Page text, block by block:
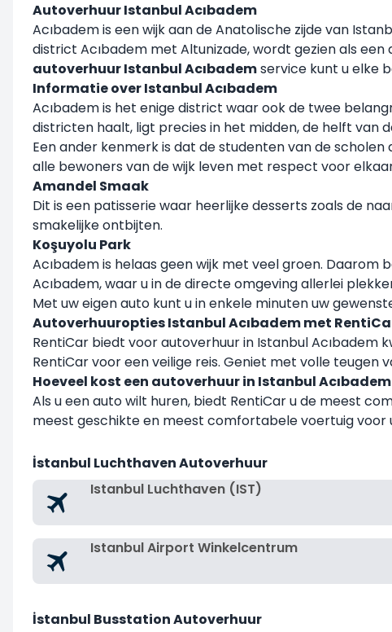
Autoverhuur Istanbul Acıbadem
Acıbadem is een wijk aan de Anatolische zijde van
district Acıbadem met Altunizade, wordt gezien als
autoverhuur Istanbul Acıbademservice kunt u elke
Informatie over Istanbul Acıbadem
Acıbadem is het enige district waar ook de twee
districten haalt, ligt precies in het midden, de helft van
Een ander kenmerk is dat de studenten van de
alle bewoners van de wijk leven met respect voor
Amandel Smaak
Dit is een patisserie waar heerlijke desserts zoals de
smakelijke ontbijten.
Koşuyolu Park
Acıbadem is helaas geen wijk met veel groen.
Acıbadem, waar u in de directe omgeving allerlei
Met uw eigen auto kunt u in enkele minuten uw
Autoverhuuropties Istanbul Acıbadem met
RentiCar biedt voor autoverhuur in Istanbul Acıbadem
RentiCar voor een veilige reis. Geniet met volle teugen
Hoeveel kost een autoverhuur in Istanbul
Als u een auto wilt huren, biedt RentiCar u de meest
meest geschikte en meest comfortabele voertuig voor
İstanbul Luchthaven Autoverhuur
Istanbul Luchthaven (IST)
Istanbul Airport Winkelcentrum
İstanbul Busstation Autoverhuur